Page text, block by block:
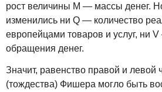
рост величины М — массы денег.
изменились ни Q — количество
европейцами товаров и услуг, ни
обращения денег.
Значит, равенство правой и левой
(тождества) Фишера могло быть